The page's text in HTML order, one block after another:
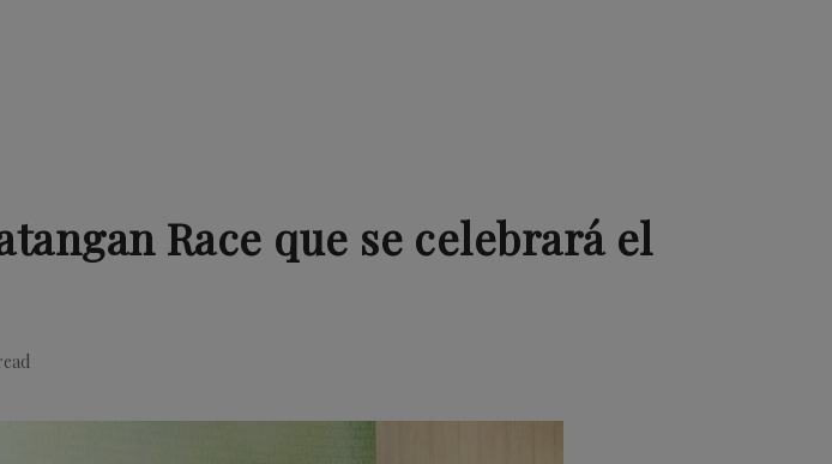
Race que se celebrará el